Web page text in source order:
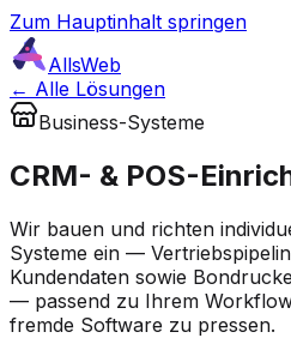
Zum Hauptinhalt springen
AllsWeb
← Alle Lösungen
Business-Systeme
CRM- & POS-
Wir bauen und richten
Systeme ein —
Kundendaten sowie
— passend zu Ihrem
fremde Software zu pressen.